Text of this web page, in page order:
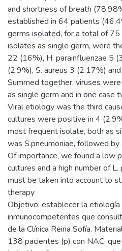
and shortness of breath
established in 64 patients
germs isolated, for a total of
isolates as single germ, were
22 (16%), H. parainfluenzae 5
(2.9%), S. aureus 3 (2.17%)
Summed together, viruses
as single germ and in one case
Viral etiology was the third
cultures were positive in 4
most frequent isolate, both as
was S.pneumoniae, followed
Of importance, we found a low
cultures and a high number of
must be taken into account to
therapy
Objetivo: establecer la
inmunocompetentes que
de la Clínica Reina Sofía.
138 pacientes (p) con NAC,